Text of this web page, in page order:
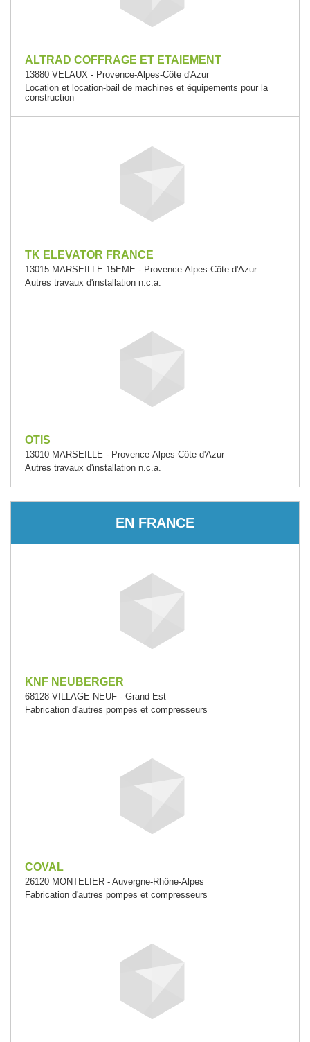
ALTRAD COFFRAGE ET ETAIEMENT
13880 VELAUX - Provence-Alpes-Côte d'Azur
Location et location-bail de machines et équipements pour la
construction
TK ELEVATOR FRANCE
13015 MARSEILLE 15EME - Provence-Alpes-Côte d'Azur
Autres travaux d'installation n.c.a.
OTIS
13010 MARSEILLE - Provence-Alpes-Côte d'Azur
Autres travaux d'installation n.c.a.
EN FRANCE
KNF NEUBERGER
68128 VILLAGE-NEUF - Grand Est
Fabrication d'autres pompes et compresseurs
COVAL
26120 MONTELIER - Auvergne-Rhône-Alpes
Fabrication d'autres pompes et compresseurs